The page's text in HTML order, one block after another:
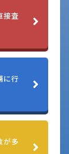
接査
に行
が多